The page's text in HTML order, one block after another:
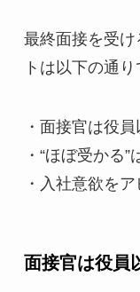
最終面接を受
トは以下の通り
・面接官は役
・“ほぼ受かる
・入社意欲を
面接官は役員